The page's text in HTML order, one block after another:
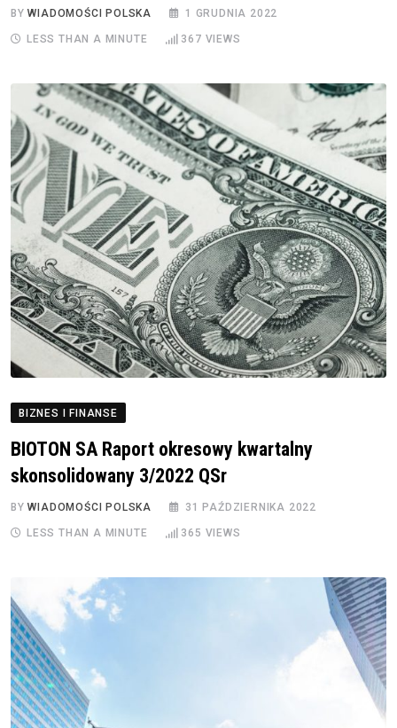
BYWIADOMOŚCI POLSKA 1 GRUDNIA 2022
LESS THAN A MINUTE 367 VIEWS
BIZNES I FINANSE
BIOTON SA Raport okresowy kwartalny
skonsolidowany 3/2022 QSr
BYWIADOMOŚCI POLSKA 31 PAŹDZIERNIKA 2022
LESS THAN A MINUTE 365 VIEWS